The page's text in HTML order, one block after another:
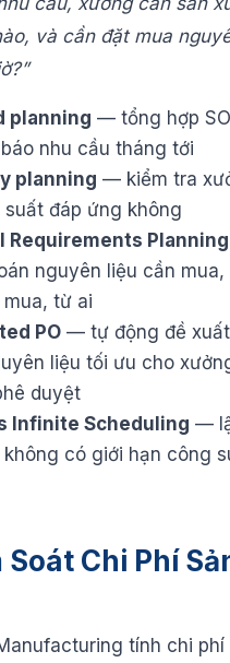
và cần đặt mua
planning — tổng hợp
nhu cầu tháng tới
planning — kiểm tra
suất đáp ứng không
Requirements Planning
nguyên liệu cần mua,
từ ai
PO — tự động đề
liệu tối ưu cho
duyệt
Infinite Scheduling —
có giới hạn công
Soát Chi Phí
tính chi phí